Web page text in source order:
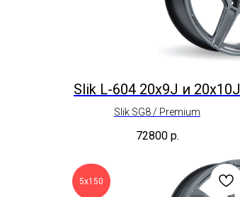
Slik L-604 20x9J и 20x10J
Slik SG8 / Premium
72800 р.
5х150